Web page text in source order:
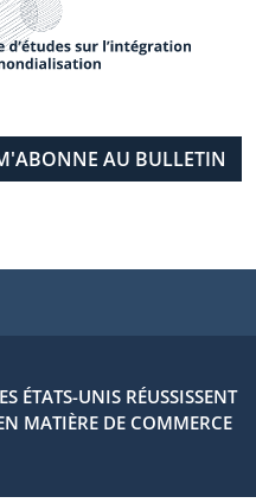
ÉTATS-UNIS RÉUSSISSENT
MATIÈRE DE COMMERCE